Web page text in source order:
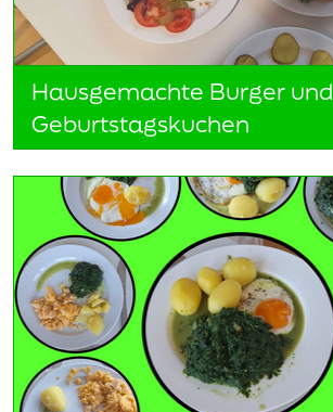
Hausgemachte Burger und
Geburtstagskuchen